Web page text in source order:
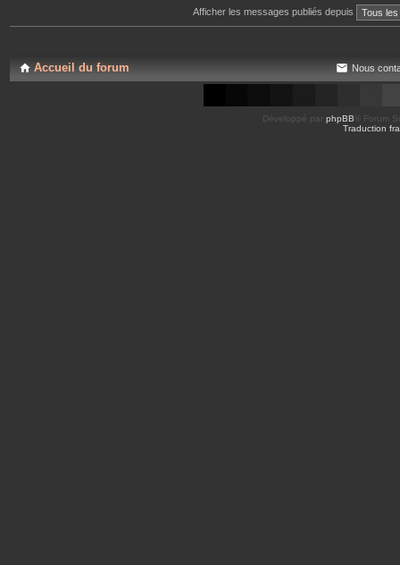
Afficher les messages publiés depuis
Accueil du forum Nous
Développé par phpBB ® Forum
Traduction